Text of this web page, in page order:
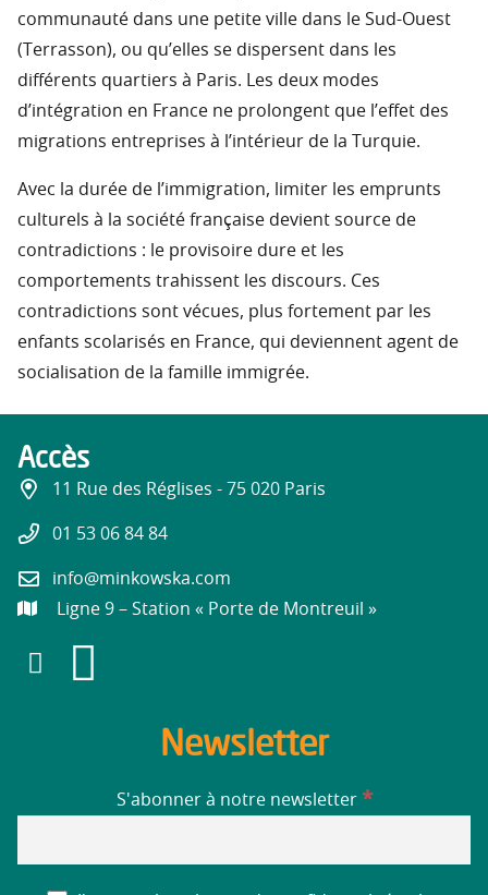
communauté dans une petite ville dans le Sud-Ouest
(Terrasson), ou qu’elles se dispersent dans les
différents quartiers à Paris. Les deux modes
d’intégration en France ne prolongent que l’effet des
migrations entreprises à l’intérieur de la Turquie.
Avec la durée de l’immigration, limiter les emprunts
culturels à la société française devient source de
contradictions : le provisoire dure et les
comportements trahissent les discours. Ces
contradictions sont vécues, plus fortement par les
enfants scolarisés en France, qui deviennent agent de
socialisation de la famille immigrée.
Accès
11 Rue des Réglises - 75 020 Paris
01 53 06 84 84
info@minkowska.com
Ligne 9 – Station « Porte de Montreuil »
Newsletter
S'abonner à notre newsletter *